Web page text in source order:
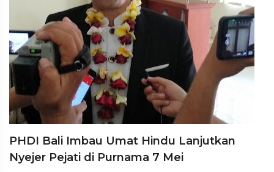
PHDI Bali Imbau Umat Hindu Lanjutkan
Nyejer Pejati di Purnama 7 Mei